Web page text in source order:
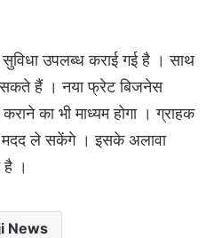
सुविधा उपलब्ध कराई गई है । साथ
सकते हैं । नया फ्रेट बिजनेस
का भी माध्यम होगा । ग्राहक
मदद ले सकेंगे । इसके अलावा
है ।
News